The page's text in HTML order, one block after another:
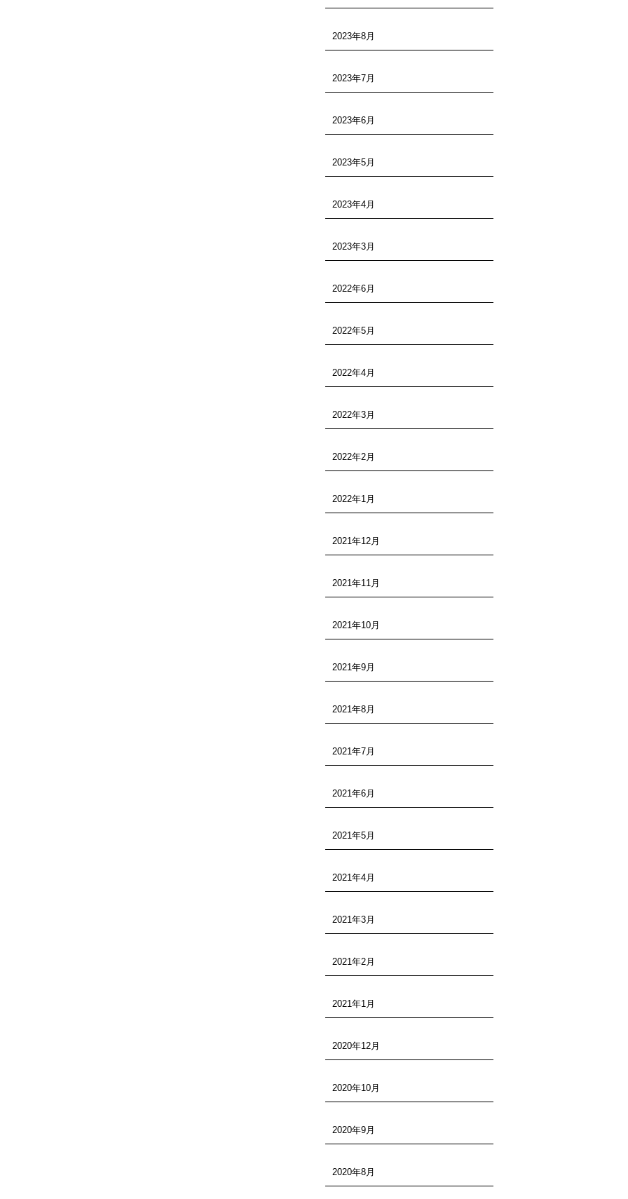
2023年8月
2023年7月
2023年6月
2023年5月
2023年4月
2023年3月
2022年6月
2022年5月
2022年4月
2022年3月
2022年2月
2022年1月
2021年12月
2021年11月
2021年10月
2021年9月
2021年8月
2021年7月
2021年6月
2021年5月
2021年4月
2021年3月
2021年2月
2021年1月
2020年12月
2020年10月
2020年9月
2020年8月